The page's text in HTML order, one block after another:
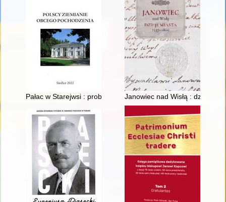
Pałac w Starejwsi : problemy stylu, atrybucji, heraldyki
Janowiec nad Wisłą : dzieje